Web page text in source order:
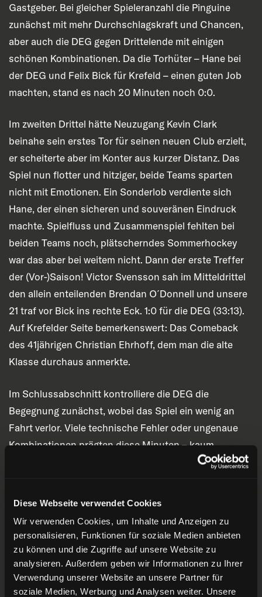
Diese Webseite verwendet Cookies
Wir verwenden Cookies, um Inhalte und Anzeigen zu
personalisieren, Funktionen für soziale Medien anbieten
zu können und die Zugriffe auf unsere Website zu
analysieren. Außerdem geben wir Informationen zu Ihrer
Verwendung unserer Website an unsere Partner für
soziale Medien, Werbung und Analysen weiter. Unsere
Gastgeber. Bei gleicher Spieleranzahl die Pinguine
zunächst mit mehr Durchschlagskraft und Chancen,
aber auch die DEG gegen Drittelende mit einigen
schönen Kombinationen. Da die Torhüter – Hane bei
der DEG und Felix Bick für Krefeld – einen guten Job
machten, stand es nach 20 Minuten noch 0:0.
Im zweiten Drittel hätte Neuzugang Kevin Clark
beinahe sein erstes Tor für seinen neuen Club erzielt,
er scheiterte aber im Konter aus kurzer Distanz. Das
Spiel nun flotter und hitziger, beide Teams sparten
nicht mit Emotionen. Ein Sonderlob verdiente sich
Hane, der einen sicheren und souveränen Eindruck
machte. Spielfluss und Zusammenspiel fehlten bei
beiden Teams noch, plätscherndes Sommerhockey
war das aber bei weitem nicht. Dann der erste Treffer
der (Vor-)Saison! Victor Svensson sah im Mitteldrittel
den allein enteilenden Brendan O´Donnell und unsere
21 traf vor Bick ins rechte Eck. 1:0 für die DEG (33:13).
Auf Krefelder Seite bemerkenswert: Das Comeback
des 41jährigen Christian Ehrhoff, dem man die alte
Klasse durchaus anmerkte.
Im Schlussabschnitt kontrolliere die DEG die
Begegnung zunächst, wobei das Spiel ein wenig an
Fahrt verlor. Viele technische Fehler oder ungenaue
Kombinationen prägten diese Minuten – kaum
erstaunlich nach über fünf Monaten Pause. Auch
ansonsten einen guten Einstand feierte. Bei einer
Unterzahl durch zu viele Spieler auf dem Eis und einer
weiteren gegen Torsten Ankert kam die DEG noch
einmal in große Bedrängnis. Und die zweite Überzahl